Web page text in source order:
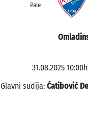
Pale
31.08.2025
Glavni sudija: Ćatibović